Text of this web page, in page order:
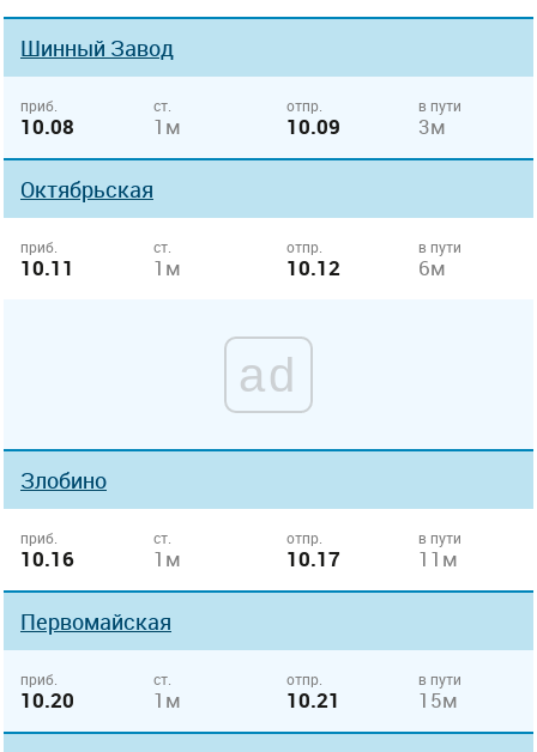
Шинный Завод
приб.
10.08
ст.
1м
отпр.
10.09
в пути
3м
Октябрьская
приб.
10.11
ст.
1м
отпр.
10.12
в пути
6м
ad
Злобино
приб.
10.16
ст.
1м
отпр.
10.17
в пути
11м
Первомайская
приб.
10.20
ст.
1м
отпр.
10.21
в пути
15м